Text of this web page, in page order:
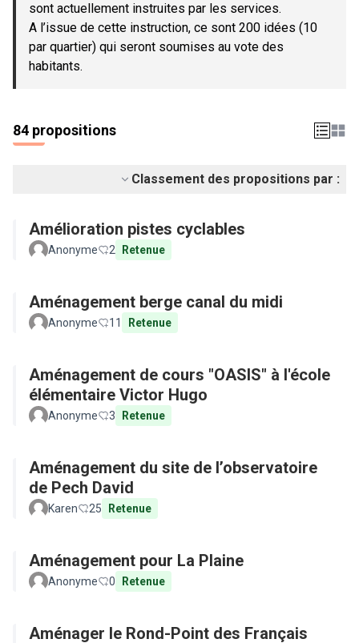
sont actuellement instruites par les services.
A l’issue de cette instruction, ce sont 200 idées (10
par quartier) qui seront soumises au vote des
habitants.
84 propositions
Classement des propositions par :
Amélioration pistes cyclables
Anonyme 2 Retenue
Aménagement berge canal du midi
Anonyme 11 Retenue
Aménagement de cours "OASIS" à l'école
élémentaire Victor Hugo
Anonyme 3 Retenue
Aménagement du site de l’observatoire
de Pech David
Karen 25 Retenue
Aménagement pour La Plaine
Anonyme 0 Retenue
Aménager le Rond-Point des Français